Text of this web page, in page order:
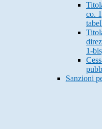
co.
1-
Sanzioni